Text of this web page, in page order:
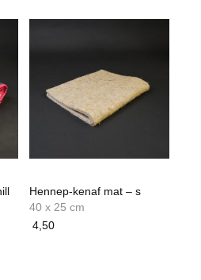
Hennep-kenaf mat – s
40 x 25 cm
4,50